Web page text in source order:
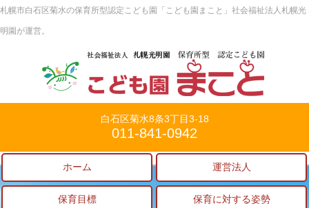
札幌市白石区菊水の保育所型認定こども園「こども園まこと」社会福祉法人札幌光
明園が運営。
白石区菊水8条3丁目3-18
011-841-0942
ホーム 運営法人
保育目標 保育に対する姿勢